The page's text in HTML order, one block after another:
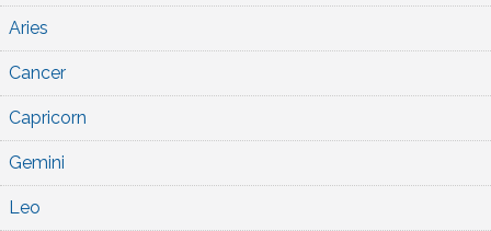
Aries
Cancer
Capricorn
Gemini
Leo